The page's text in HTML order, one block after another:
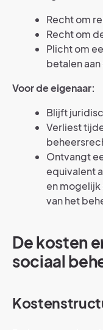
Recht om
Recht om
Plicht om
betalen
Voor de eigenaar:
Blijft
Verliest
Ontvangt
equivalent
en mogelijk
van het
De kosten
sociaal